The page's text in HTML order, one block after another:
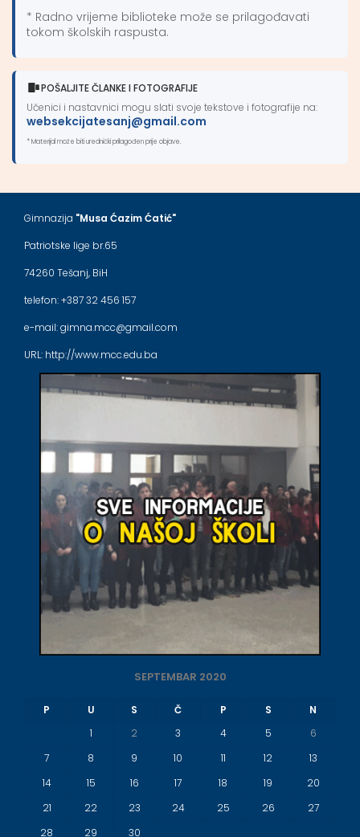
* Radno vrijeme biblioteke može se prilagođavati
tokom školskih raspusta.
POŠALJITE ČLANKE I FOTOGRAFIJE
Učenici i nastavnici mogu slati svoje tekstove i fotografije na:
websekcijatesanj@gmail.com
* Materijal može biti urednički prilagođen prije objave.
Gimnazija "Musa Ćazim Ćatić"
Patriotske lige br.65
74260 Tešanj, BiH
telefon: +387 32 456 157
e-mail: gimna.mcc@gmail.com
URL: http://www.mcc.edu.ba
SEPTEMBAR 2020
P U S Č P S
N
1
2 3 4 5
6
7
8 9 10 11 12
13
14
15 16 17 18 19
20
21
22 23 24 25 26
27
28
29 30